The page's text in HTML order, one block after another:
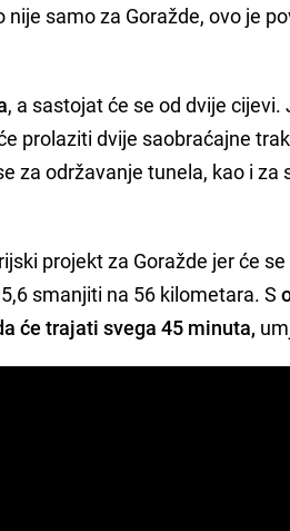
samo za Goražde, ovo je
, a sastojat će se od dvije
prolaziti dvije saobraćajne
za održavanje tunela, kao i
projekt za Goražde jer će
smanjiti na 56 kilometara. S
će trajati svega 45 minuta,